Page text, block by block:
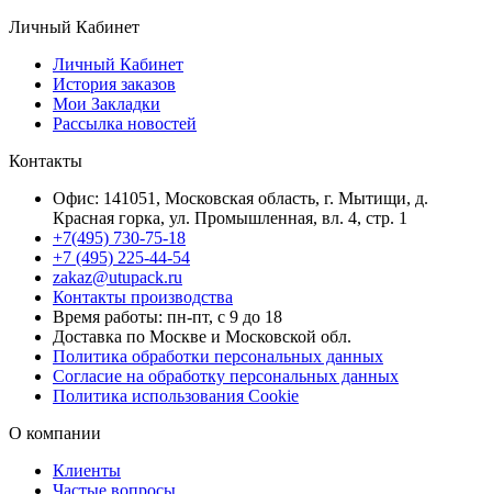
Личный Кабинет
Личный Кабинет
История заказов
Мои Закладки
Рассылка новостей
Контакты
Офис: 141051, Московская область, г. Мытищи, д.
Красная горка, ул. Промышленная, вл. 4, стр. 1
+7(495) 730-75-18
+7 (495) 225-44-54
zakaz@utupack.ru
Контакты производства
Время работы: пн-пт, с 9 до 18
Доставка по Москве и Московской обл.
Политика обработки персональных данных
Согласие на обработку персональных данных
Политика использования Cookie
О компании
Клиенты